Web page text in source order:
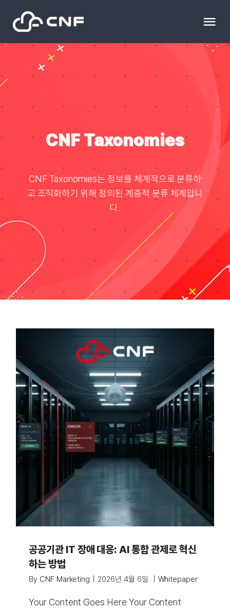
content
Resource
블로그
Taxonomies
Search
CNF Taxonomies
CNF Taxonomies는 정보를 체계적으로 분류하
고 조직화하기 위해 정의된 계층적 분류 체계입니
다.
공공기관 IT 장애 대응: AI 통합 관제로 혁신
하는 방법
By CNF Marketing 2026년 4월 6일 Whitepaper
Your Content Goes Here Your Content